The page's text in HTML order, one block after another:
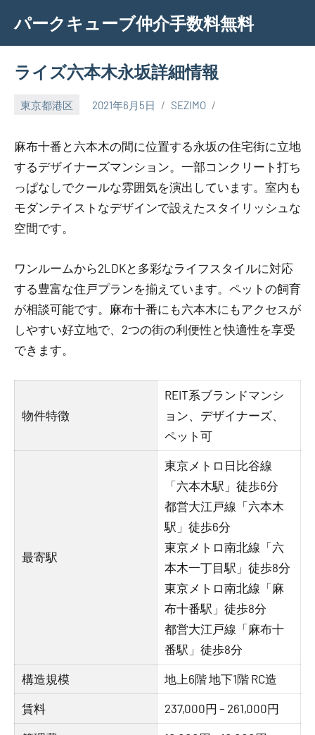
content
パークキューブ仲介手数料無料
ライズ六本木永坂詳細情報
東京都港区 2021年6月5日 SEZIMO
麻布十番と六本木の間に位置する永坂の住宅街に立地
するデザイナーズマンション。一部コンクリート打ち
っぱなしでクールな雰囲気を演出しています。室内も
モダンテイストなデザインで設えたスタイリッシュな
空間です。
ワンルームから2LDKと多彩なライフスタイルに対応
する豊富な住戸プランを揃えています。ペットの飼育
が相談可能です。麻布十番にも六本木にもアクセスが
しやすい好立地で、2つの街の利便性と快適性を享受
できます。
物件特徴
REIT系ブランドマンシ
ョン、デザイナーズ、
ペット可
最寄駅
東京メトロ日比谷線
「六本木駅」徒歩6分
都営大江戸線「六本木
駅」徒歩6分
東京メトロ南北線「六
本木一丁目駅」徒歩8分
東京メトロ南北線「麻
布十番駅」徒歩8分
都営大江戸線「麻布十
番駅」徒歩8分
構造規模 地上6階 地下1階 RC造
賃料 237,000円 – 261,000円